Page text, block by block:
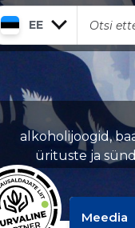
EE
alkoholijoogid,
ürituste ja
Meedia